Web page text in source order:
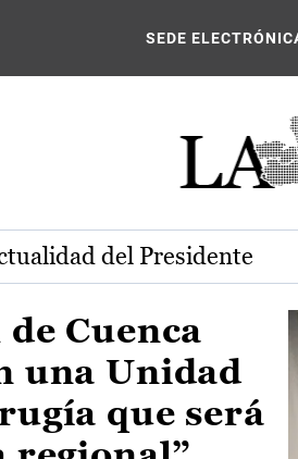
de Castilla-
SEDE
del Presidente
Cuenca
una Unidad
que será